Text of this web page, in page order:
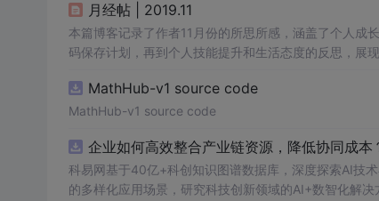
月经帖 | 2019.11
本篇博客记录了作者11月份的所思所感，涵盖了个人
码保存计划，再到个人技能提升和生活态度的反思，展
MathHub-v1 source code
MathHub-v1 source code
企业如何高效整合产业链资源，降低协同成本
科易网基于40亿+科创知识图谱数据库，深度探索AI技
的多样化应用场景，研究科技创新领域的AI+数智化解决